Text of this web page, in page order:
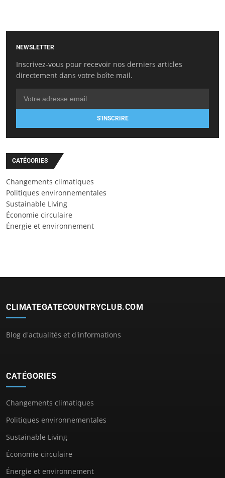
NEWSLETTER
Inscrivez-vous pour recevoir nos derniers articles
directement dans votre boîte mail.
S'INSCRIRE
CATÉGORIES
Changements climatiques
Politiques environnementales
Sustainable Living
Économie circulaire
Énergie et environnement
CLIMATEGATECOUNTRYCLUB.COM
Blog d'actualités et d'informations
CATÉGORIES
Changements climatiques
Politiques environnementales
Sustainable Living
Économie circulaire
Énergie et environnement